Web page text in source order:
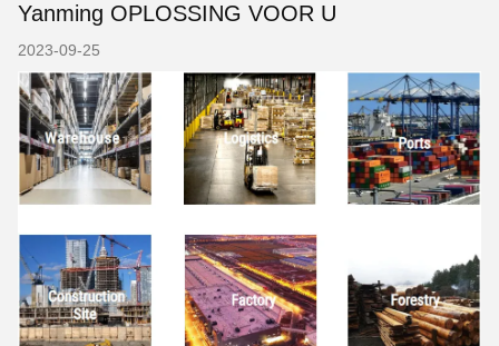
Yanming OPLOSSING VOOR U
2023-09-25